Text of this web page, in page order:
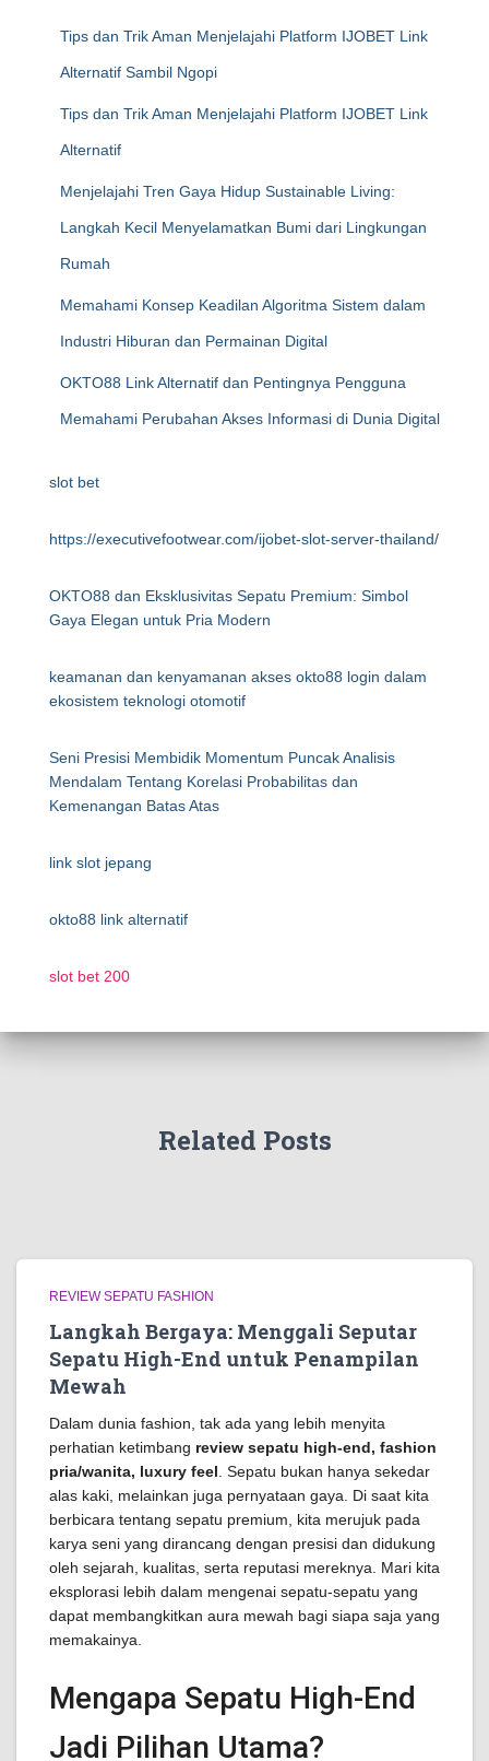
Tips dan Trik Aman Menjelajahi Platform IJOBET Link
Alternatif Sambil Ngopi
Tips dan Trik Aman Menjelajahi Platform IJOBET Link
Alternatif
Menjelajahi Tren Gaya Hidup Sustainable Living:
Langkah Kecil Menyelamatkan Bumi dari Lingkungan
Rumah
Memahami Konsep Keadilan Algoritma Sistem dalam
Industri Hiburan dan Permainan Digital
OKTO88 Link Alternatif dan Pentingnya Pengguna
Memahami Perubahan Akses Informasi di Dunia Digital
slot bet
https://executivefootwear.com/ijobet-slot-server-thailand/
OKTO88 dan Eksklusivitas Sepatu Premium: Simbol
Gaya Elegan untuk Pria Modern
keamanan dan kenyamanan akses okto88 login dalam
ekosistem teknologi otomotif
Seni Presisi Membidik Momentum Puncak Analisis
Mendalam Tentang Korelasi Probabilitas dan
Kemenangan Batas Atas
link slot jepang
okto88 link alternatif
slot bet 200
Related Posts
REVIEW SEPATU FASHION
Langkah Bergaya: Menggali Seputar
Sepatu High-End untuk Penampilan
Mewah
Dalam dunia fashion, tak ada yang lebih menyita
perhatian ketimbang review sepatu high-end, fashion
pria/wanita, luxury feel . Sepatu bukan hanya sekedar
alas kaki, melainkan juga pernyataan gaya. Di saat kita
berbicara tentang sepatu premium, kita merujuk pada
karya seni yang dirancang dengan presisi dan didukung
oleh sejarah, kualitas, serta reputasi mereknya. Mari kita
eksplorasi lebih dalam mengenai sepatu-sepatu yang
dapat membangkitkan aura mewah bagi siapa saja yang
memakainya.
Mengapa Sepatu High-End
Jadi Pilihan Utama?